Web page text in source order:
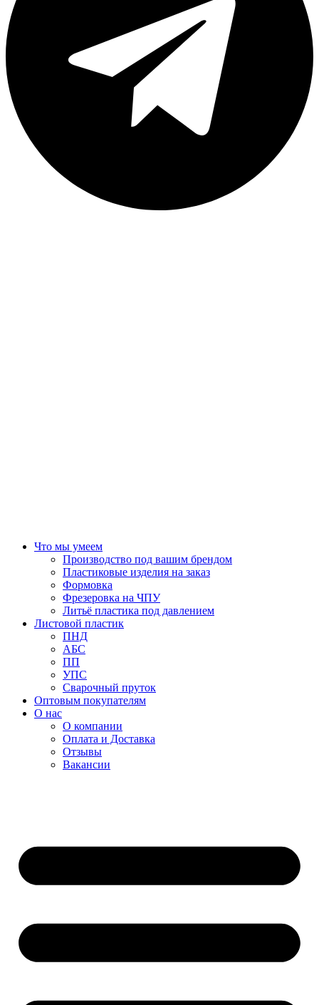
Что мы умеем
Производство под вашим брендом
Пластиковые изделия на заказ
Формовка
Фрезеровка на ЧПУ
Литьё пластика под давлением
Листовой пластик
ПНД
АБС
ПП
УПС
Сварочный пруток
Оптовым покупателям
О нас
О компании
Оплата и Доставка
Отзывы
Вакансии